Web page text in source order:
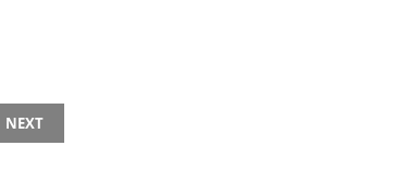
NEXT ARTICLE: CURSO | ALTOS ESTUDOS PARA O
NEXT